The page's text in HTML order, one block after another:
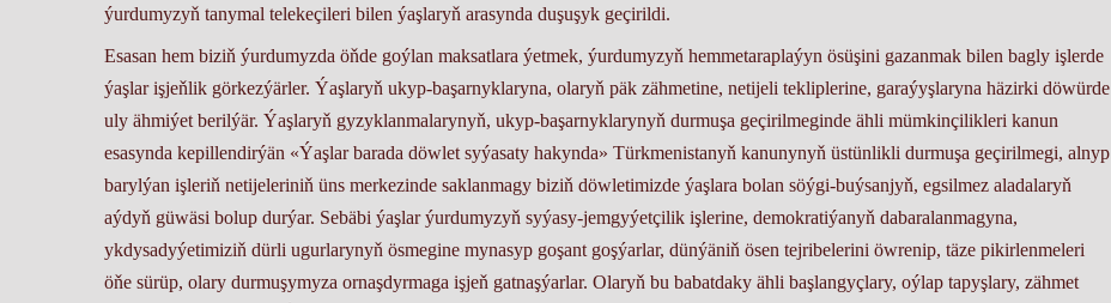
ýurdumyzyň tanymal telekeçileri bilen ýaşlaryň arasynda duşuşyk geçirildi.
Esasan hem biziň ýurdumyzda öňde goýlan maksatlara ýetmek, ýurdumyzyň hemmetaraplaýyn ösüşini gazanmak bilen bagly işlerde
ýaşlar işjeňlik görkezýärler. Ýaşlaryň ukyp-başarnyklaryna, olaryň päk zähmetine, netijeli tekliplerine, garaýyşlaryna häzirki döwürde
uly ähmiýet berilýär. Ýaşlaryň gyzyklanmalarynyň, ukyp-başarnyklarynyň durmuşa geçirilmeginde ähli mümkinçilikleri kanun
esasynda kepillendirýän «Ýaşlar barada döwlet syýasaty hakynda» Türkmenistanyň kanunynyň üstünlikli durmuşa geçirilmegi, alnyp
barylýan işleriň netijeleriniň üns merkezinde saklanmagy biziň döwletimizde ýaşlara bolan söýgi-buýsanjyň, egsilmez aladalaryň
aýdyň güwäsi bolup durýar. Sebäbi ýaşlar ýurdumyzyň syýasy-jemgyýetçilik işlerine, demokratiýanyň dabaralanmagyna,
ykdysadyýetimiziň dürli ugurlarynyň ösmegine mynasyp goşant goşýarlar, dünýäniň ösen tejribelerini öwrenip, täze pikirlenmeleri
öňe sürüp, olary durmuşymyza ornaşdyrmaga işjeň gatnaşýarlar. Olaryň bu babatdaky ähli başlangyçlary, oýlap tapyşlary, zähmet